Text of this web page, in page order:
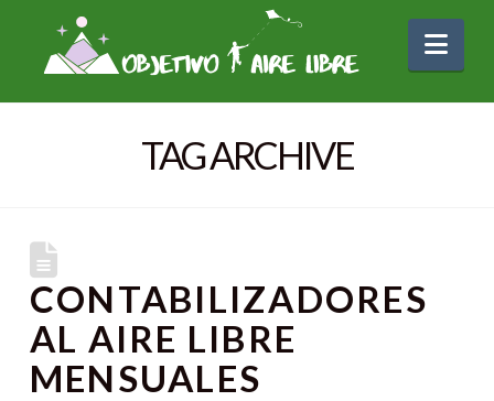
TAG ARCHIVE
CONTABILIZADORES
AL AIRE LIBRE
MENSUALES